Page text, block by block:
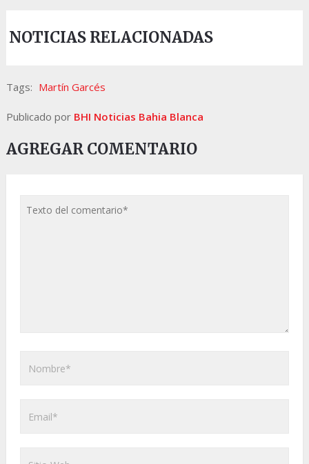
NOTICIAS RELACIONADAS
Tags: Martín Garcés
Publicado por BHI Noticias Bahia Blanca
AGREGAR COMENTARIO